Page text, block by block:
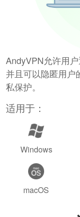
AndyVPN允许用
并且可以隐匿用户
私保护。
适用于：
Windows
macOS